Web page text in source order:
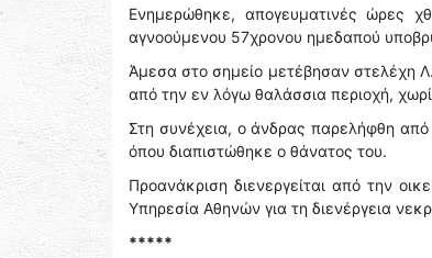
Ενημερώθηκε, απογευματινές ώρες
αγνοούμενου 57χρονου ημεδαπού
Άμεσα στο σημείο μετέβησαν στελέχη
από την εν λόγω θαλάσσια περιοχή,
Στη συνέχεια, ο άνδρας παρελήφθη
όπου διαπιστώθηκε ο θάνατος του.
Προανάκριση διενεργείται από την
Υπηρεσία Αθηνών για τη διενέργεια
*****